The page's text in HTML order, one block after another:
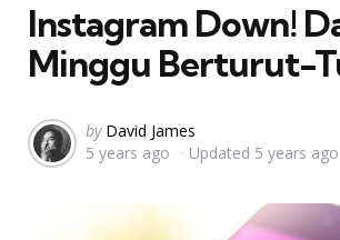
Instagram Down!
Minggu Berturut-
Posted
by
by David James
5 years ago
Updated 5 years ago